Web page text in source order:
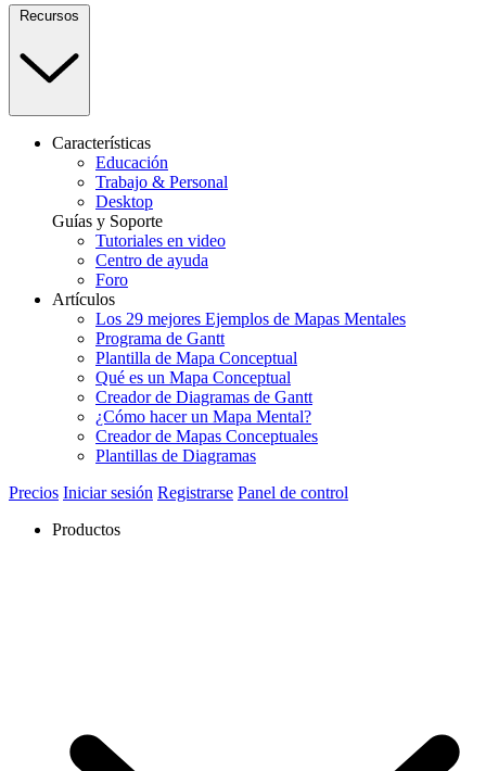
Recursos
Características
Educación
Trabajo & Personal
Desktop
Guías y Soporte
Tutoriales en video
Centro de ayuda
Foro
Artículos
Los 29 mejores Ejemplos de Mapas Mentales
Programa de Gantt
Plantilla de Mapa Conceptual
Qué es un Mapa Conceptual
Creador de Diagramas de Gantt
¿Cómo hacer un Mapa Mental?
Creador de Mapas Conceptuales
Plantillas de Diagramas
Precios Iniciar sesión Registrarse Panel de control
Productos